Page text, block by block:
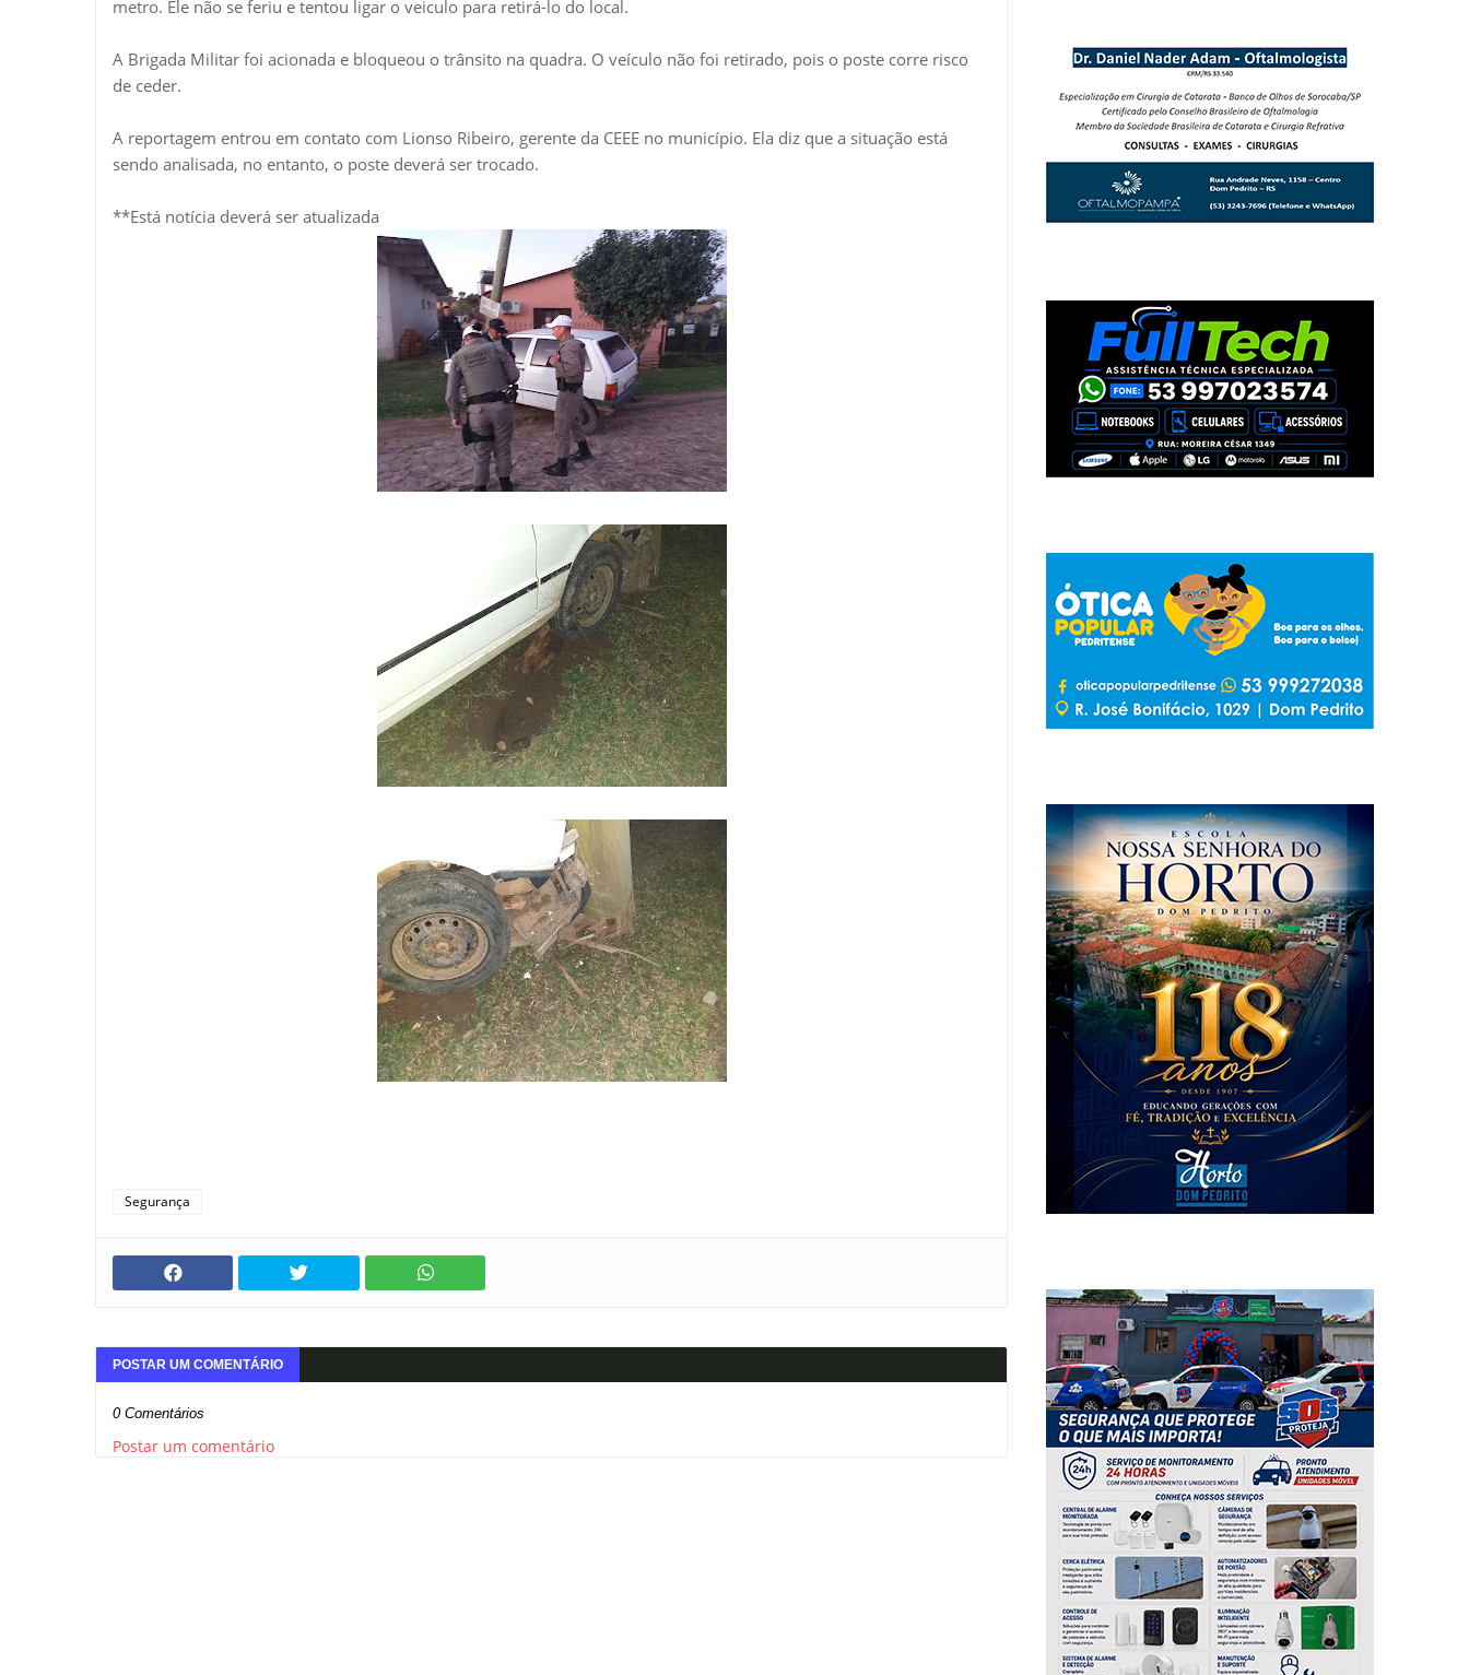
metro. Ele não se feriu e tentou ligar o veiculo para retirá-lo do local.
A Brigada Militar foi acionada e bloqueou o trânsito na quadra. O veículo não foi retirado, pois o poste corre risco
de ceder.
A reportagem entrou em contato com Lionso Ribeiro, gerente da CEEE no município. Ela diz que a situação está
sendo analisada, no entanto, o poste deverá ser trocado.
**Está notícia deverá ser atualizada
Segurança
POSTAR UM COMENTÁRIO
0 Comentários
Postar um comentário